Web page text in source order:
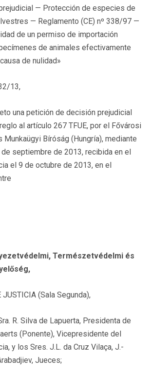
— Protección de especies de
— Reglamento (CE) nº 338/97 —
de un permiso de importación
de animales efectivamente
de nulidad»
13,
una petición de decisión prejudicial
al artículo 267 TFUE, por el Fővárosi
Bíróság (Hungría), mediante
septiembre de 2013, recibida en el
el 9 de octubre de 2013, en el
Természetvédelmi és
JUSTICIA (Sala Segunda),
R. Silva de Lapuerta, Presidenta de
(Ponente), Vicepresidente del
y los Sres. J.L. da Cruz Vilaça, J.-
Jueces;